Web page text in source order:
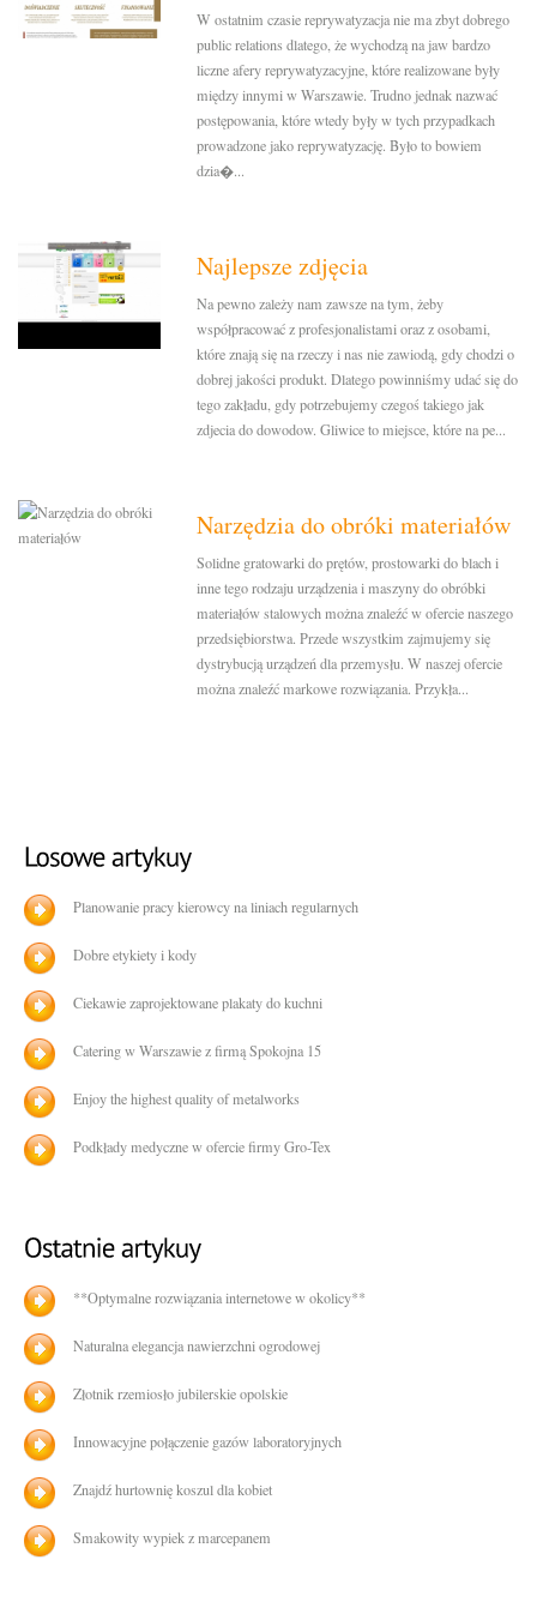
W ostatnim czasie reprywatyzacja nie ma zbyt dobrego
public relations dlatego, że wychodzą na jaw bardzo
liczne afery reprywatyzacyjne, które realizowane były
między innymi w Warszawie. Trudno jednak nazwać
postępowania, które wtedy były w tych przypadkach
prowadzone jako reprywatyzację. Było to bowiem
dzia�...
Najlepsze zdjęcia
Na pewno zależy nam zawsze na tym, żeby
współpracować z profesjonalistami oraz z osobami,
które znają się na rzeczy i nas nie zawiodą, gdy chodzi o
dobrej jakości produkt. Dlatego powinniśmy udać się do
tego zakładu, gdy potrzebujemy czegoś takiego jak
zdjecia do dowodow. Gliwice to miejsce, które na pe...
Narzędzia do obróki materiałów
Solidne gratowarki do prętów, prostowarki do blach i
inne tego rodzaju urządzenia i maszyny do obróbki
materiałów stalowych można znaleźć w ofercie naszego
przedsiębiorstwa. Przede wszystkim zajmujemy się
dystrybucją urządzeń dla przemysłu. W naszej ofercie
można znaleźć markowe rozwiązania. Przykła...
Planowanie pracy kierowcy na liniach regularnych
Dobre etykiety i kody
Ciekawie zaprojektowane plakaty do kuchni
Catering w Warszawie z firmą Spokojna 15
Enjoy the highest quality of metalworks
Podkłady medyczne w ofercie firmy Gro-Tex
**Optymalne rozwiązania internetowe w okolicy**
Naturalna elegancja nawierzchni ogrodowej
Złotnik rzemiosło jubilerskie opolskie
Innowacyjne połączenie gazów laboratoryjnych
Znajdź hurtownię koszul dla kobiet
Smakowity wypiek z marcepanem